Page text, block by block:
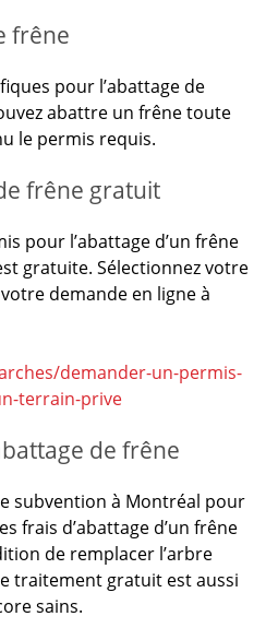
frêne
pour l’abattage de
abattre un frêne toute
le permis requis.
frêne gratuit
pour l’abattage d’un frêne
gratuite. Sélectionnez votre
demande en ligne à
demander-un-permis-
terrain-prive
de frêne
subvention à Montréal pour
frais d’abattage d’un frêne
de remplacer l’arbre
traitement gratuit est aussi
sains.